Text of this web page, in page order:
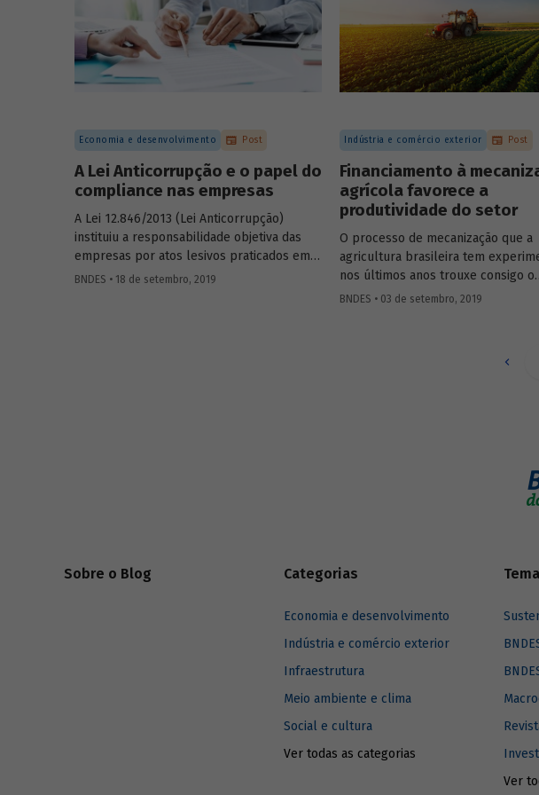
na escolha e no financiamento e
acompanhamento dos projetos.
Economia e desenvolvimento Post
A Lei Anticorrupção e o papel do
compliance nas empresas
A Lei 12.846/2013 (Lei Anticorrupção)
instituiu a responsabilidade objetiva das
empresas por atos lesivos praticados em
seu interesse ou benefício. No entanto, ela
BNDES • 18 de setembro, 2019
Indústria e comércio exterior Post
Financiamento à
agrícola favorece a
produtividade do setor
O processo de mecanização que a
agricultura brasileira tem
nos últimos anos trouxe consigo o
crescimento da produtividade das
BNDES Finame tem apresentado
BNDES • 03 de setembro, 2019
Sobre o Blog Categorias
Economia e desenvolvimento
Indústria e comércio exterior
Infraestrutura
Meio ambiente e clima
Social e cultura
Ver todas as categorias
Ver